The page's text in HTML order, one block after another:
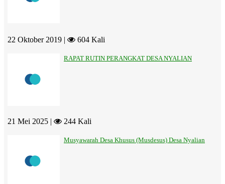
22 Oktober 2019 | 604 Kali
RAPAT RUTIN PERANGKAT DESA NYALIAN
21 Mei 2025 | 244 Kali
Musyawarah Desa Khusus (Musdesus) Desa Nyalian